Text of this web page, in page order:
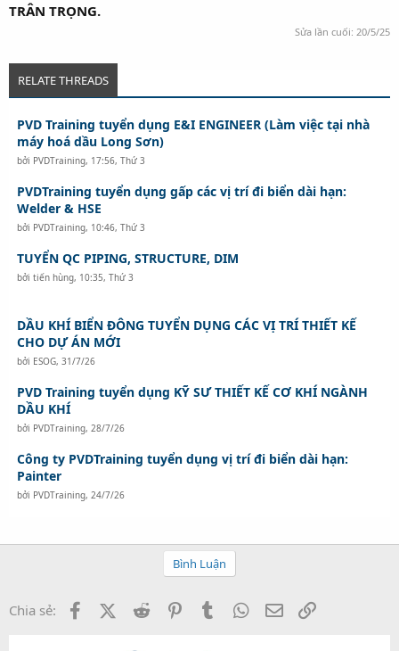
TRÂN TRỌNG.
Sửa lần cuối: 20/5/25
RELATE THREADS
PVD Training tuyển dụng E&I ENGINEER (Làm việc tại nhà
máy hoá dầu Long Sơn)
bởi PVDTraining, 17:56, Thứ 3
PVDTraining tuyển dụng gấp các vị trí đi biển dài hạn:
Welder & HSE
bởi PVDTraining, 10:46, Thứ 3
TUYỂN QC PIPING, STRUCTURE, DIM
bởi tiến hùng, 10:35, Thứ 3
DẦU KHÍ BIỂN ĐÔNG TUYỂN DỤNG CÁC VỊ TRÍ THIẾT KẾ
CHO DỰ ÁN MỚI
bởi ESOG, 31/7/26
PVD Training tuyển dụng KỸ SƯ THIẾT KẾ CƠ KHÍ NGÀNH
DẦU KHÍ
bởi PVDTraining, 28/7/26
Công ty PVDTraining tuyển dụng vị trí đi biển dài hạn:
Painter
bởi PVDTraining, 24/7/26
Bình Luận
Chia sẻ: FacebookX (Twitter)
Reddit PinterestTumblr WhatsApp
Email